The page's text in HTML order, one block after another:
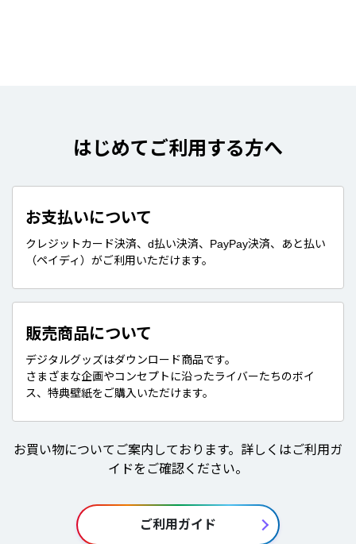
はじめてご利用する方へ
お支払いについて
クレジットカード決済、d払い決済、PayPay決済、あと払い
（ペイディ）がご利用いただけます。
販売商品について
デジタルグッズはダウンロード商品です。
さまざまな企画やコンセプトに沿ったライバーたちのボイ
ス、特典壁紙をご購入いただけます。
お買い物についてご案内しております。詳しくはご利用ガ
イドをご確認ください。
ご利用ガイド